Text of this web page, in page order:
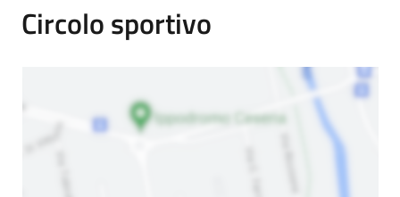
Circolo sportivo